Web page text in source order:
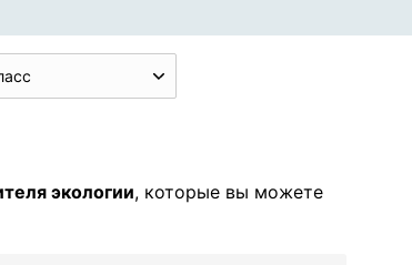
экологии, которые вы можете